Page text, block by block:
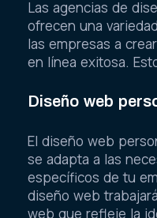
Las agencias de
ofrecen una
las empresas a
en línea exitosa.
Diseño web
El diseño web
se adapta a las
específicos de tu
diseño web
web que refleje la